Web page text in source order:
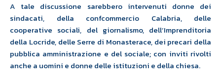
A tale discussione sarebbero intervenuti donne dei
sindacati, della confcommercio Calabria, delle
cooperative sociali, del giornalismo, dell’Imprenditoria
della Locride, delle Serre di Monasterace, dei precari della
pubblica amministrazione e del sociale; con inviti rivolti
anche a uomini e donne delle istituzioni e della chiesa.